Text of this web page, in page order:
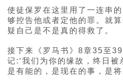
使徒保罗在这里用了一连串
够控告他或者定他的罪。就
疑自己是不是真的得救了。
接下来《罗马书》8章35至
记:‘我们为你的缘故，终日
是有能的，是现在的事，是